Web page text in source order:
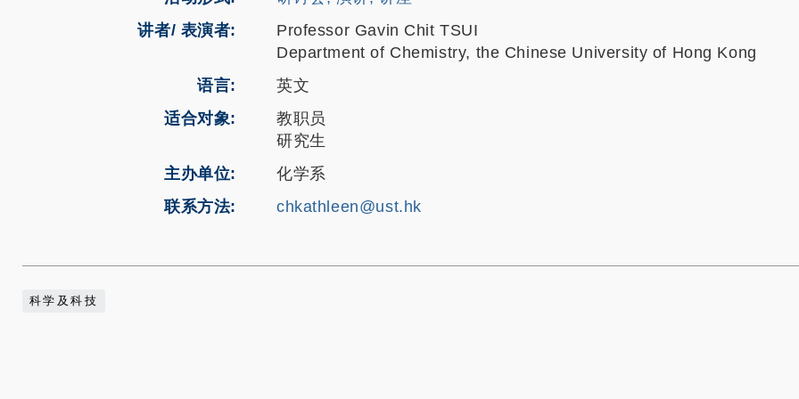
讲者/ 表演者:
Professor Gavin Chit TSUI
Department of Chemistry, the Chinese University of Hong Kong
语言
英文
适合对象
教职员
研究生
主办单位
化学系
联系方法
chkathleen@ust.hk
科学及科技